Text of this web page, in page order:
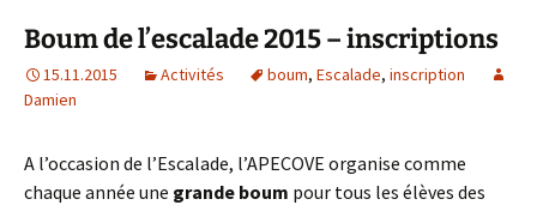
Boum de l’escalade 2015 – inscriptions
15.11.2015 Activités boum, Escalade, inscription
Damien
A l’occasion de l’Escalade, l’APECOVE organise comme
chaque année une grande boum pour tous les élèves des